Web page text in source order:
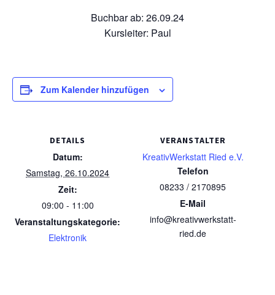
Buchbar ab: 26.09.24
Kursleiter: Paul
Zum Kalender hinzufügen
DETAILS
Datum:
Samstag, 26.10.2024
Zeit:
09:00 - 11:00
Veranstaltungskategorie:
Elektronik
VERANSTALTER
KreativWerkstatt Ried e.V.
Telefon
08233 / 2170895
E-Mail
info@kreativwerkstatt-
ried.de